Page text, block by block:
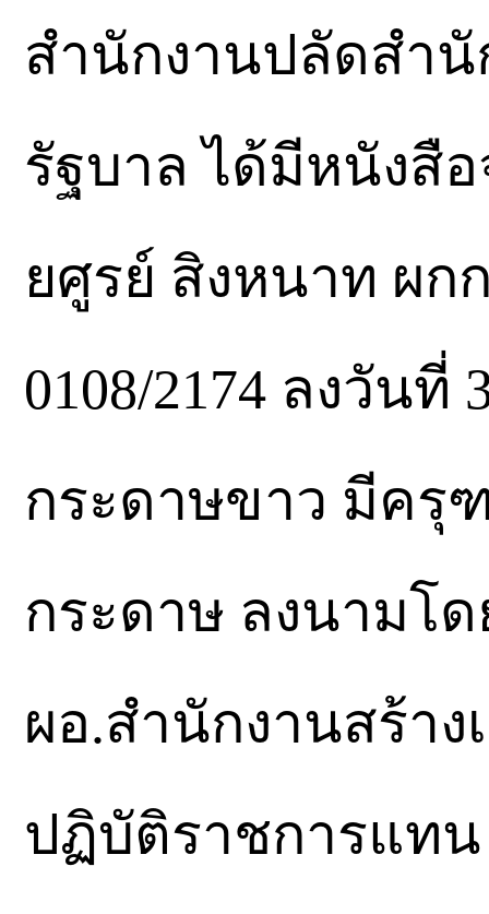
สำนักงานปลัดสำ
รัฐบาล ได้มีหนังสื
ยศูรย์ สิงหนาท ผก
0108/2174 ลงวันที่
กระดาษขาว มีครุ
กระดาษ ลงนามโ
ผอ.สำนักงานสร้า
ปฏิบัติราชการแท